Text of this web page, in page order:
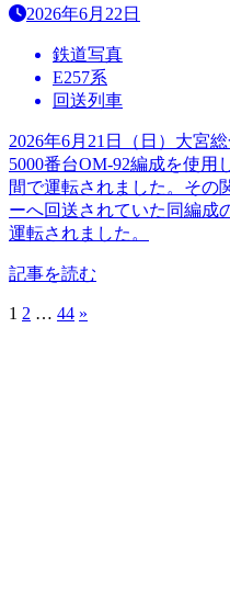
2026年6月22日
鉄道写真
E257系
回送列車
2026年6月21日（日）大宮
5000番台OM-92編成を使
間で運転されました。その
ーへ回送されていた同編
運転されました。
記事を読む
1 2 … 44 »